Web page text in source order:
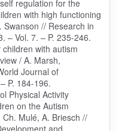
regulation for the
with high functioning
// Research in
– Vol. 7. – P. 235-246.
with autism
/ A. Marsh,
Journal of
P. 184-196.
Physical Activity
on the Autism
Mulé, A. Briesch //
and